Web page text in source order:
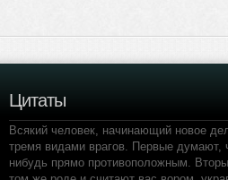
Цитаты
Всякий человек, начинающий новое
тремя видами врагов. Первые думают,
нибудь прямо противоположным.